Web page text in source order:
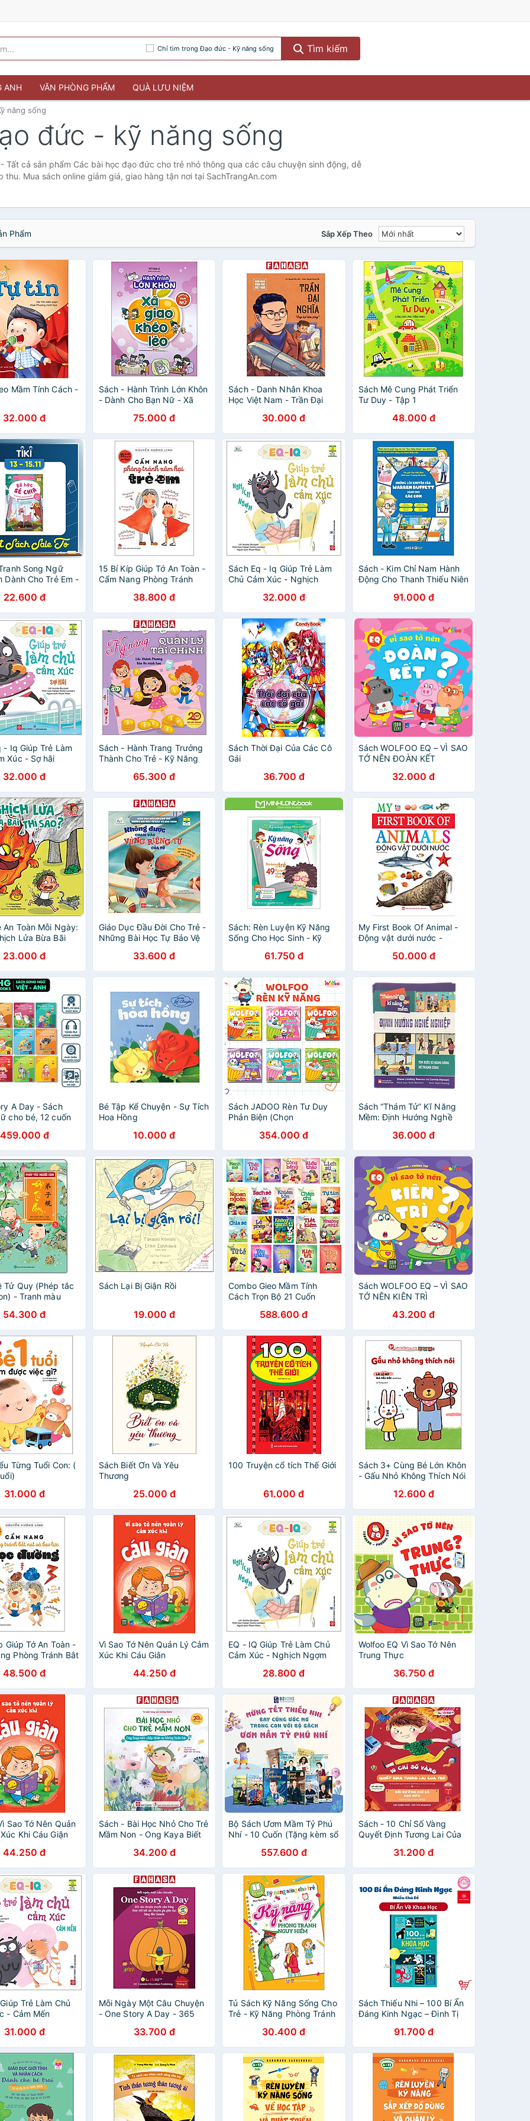
Chỉ tìm trong Đạo đức - Kỹ năng sống Tìm kiếm
ANH VĂN PHÒNG PHẨM QUÀ LƯU NIỆM
năng sống
đức - kỹ năng sống
Tất cả sản phẩm Các bài học đạo đức cho trẻ nhỏ thông qua các câu chuyện sinh động, dễ
thu. Mua sách online giảm giá, giao hàng tận nơi tại SachTrangAn.com
Phẩm Sắp Xếp Theo
Mầm Tính Cách -
32.000 đ
Sách - Hành Trình Lớn Khôn
- Dành Cho Bạn Nữ - Xã
75.000 đ
Sách - Danh Nhân Khoa
Học Việt Nam - Trần Đại
30.000 đ
Sách Mê Cung Phát Triển
Tư Duy - Tập 1
48.000 đ
Song Ngữ
Dành Cho Trẻ Em -
- Sharing
22.600 đ
15 Bí Kíp Giúp Tớ An Toàn -
Cẩm Nang Phòng Tránh
38.800 đ
Sách Eq - Iq Giúp Trẻ Làm
Chủ Cảm Xúc - Nghịch
32.000 đ
Sách - Kim Chỉ Nam Hành
Động Cho Thanh Thiếu Niên
Warren Bufett Dành Cho
Các Con
91.000 đ
- Iq Giúp Trẻ Làm
Xúc - Sợ hãi
32.000 đ
Sách - Hành Trang Trưởng
Thành Cho Trẻ - Kỹ Năng
65.300 đ
Sách Thời Đại Của Các Cô
Gái
36.700 đ
Sách WOLFOO EQ – VÌ SAO
TỚ NÊN ĐOÀN KẾT
32.000 đ
An Toàn Mỗi Ngày:
Lửa Bừa Bãi
23.000 đ
Giáo Dục Đầu Đời Cho Trẻ -
Những Bài Học Tự Bảo Vệ
Chạm Vào Vùng Riêng Tư
Của Tớ
33.600 đ
Sách: Rèn Luyện Kỹ Năng
Sống Cho Học Sinh - Kỹ
61.750 đ
My First Book Of Animal -
Động vật dưới nước -
về động vật. - Chủ đề động
vật dưới nước
50.000 đ
A Day - Sách
cho bé, 12 cuốn
trí tuệ và nuôi
hồn - Tặng kèm
& note từng vựng
459.000 đ
Bé Tập Kể Chuyện - Sự Tích
Hoa Hồng
10.000 đ
Sách JADOO Rèn Tư Duy
Phản Biện (Chọn
354.000 đ
Sách “Thám Tử” Kĩ Năng
Mềm: Định Hướng Nghề
Thái Độ/ Tư Duy Phản Biện
36.000 đ
Tử Quy (Phép tắc
- Tranh màu
54.300 đ
Sách Lại Bị Giận Rồi
19.000 đ
Combo Gieo Mầm Tính
Cách Trọn Bộ 21 Cuốn
588.600 đ
Sách WOLFOO EQ – VÌ SAO
TỚ NÊN KIÊN TRÌ
43.200 đ
Từng Tuổi Con: (
31.000 đ
Sách Biết Ơn Và Yêu
Thương
25.000 đ
100 Truyện cổ tích Thế Giới
61.000 đ
Sách 3+ Cùng Bé Lớn Khôn
- Gấu Nhỏ Không Thích Nói
12.600 đ
Giúp Tớ An Toàn -
Phòng Tránh Bắt
48.500 đ
Vì Sao Tớ Nên Quản Lý Cảm
Xúc Khi Cáu Giân
44.250 đ
EQ - IQ Giúp Trẻ Làm Chủ
Cảm Xúc - Nghịch Ngợm
28.800 đ
Wolfoo EQ Vì Sao Tớ Nên
Trung Thực
36.750 đ
Sao Tớ Nên Quản
Khi Cáu Giận
44.250 đ
Sách - Bài Học Nhỏ Cho Trẻ
Mầm Non - Ong Kaya Biết
34.200 đ
Bộ Sách Ươm Mầm Tỷ Phú
Nhí - 10 Cuốn (Tặng kèm sổ
557.600 đ
Sách - 10 Chỉ Số Vàng
Quyết Định Tương Lai Của
Đức - Moral Quotient (MQ) -
Pipi Phiền Phức - Pipi The
Nuisance - Song Ngữ Anh-
Việt
31.200 đ
Trẻ Làm Chủ
- Cảm Mến
31.000 đ
Mỗi Ngày Một Câu Chuyện
- One Story A Day - 365
Hứng Được Viết Bởi Các
Chuyên Gia Giáo Dục Hàng
Đầu Canada - Tháng 9
33.700 đ
Tủ Sách Kỹ Năng Sống Cho
Trẻ - Kỹ Năng Phòng Tránh
30.400 đ
Sách Thiếu Nhi – 100 Bí Ẩn
Đáng Kinh Ngạc – Đinh Tị
91.700 đ